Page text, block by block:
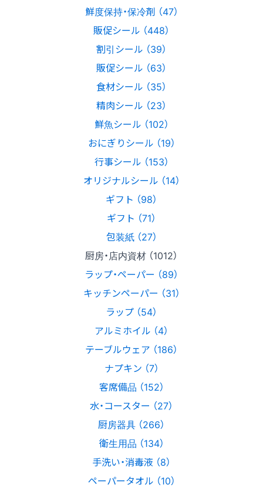
鮮度保持・保冷剤 （47）
販促シール （448）
割引シール （39）
販促シール （63）
食材シール （35）
精肉シール （23）
鮮魚シール （102）
おにぎりシール （19）
行事シール （153）
オリジナルシール （14）
ギフト （98）
ギフト （71）
包装紙 （27）
厨房・店内資材 （1012）
ラップ・ペーパー （89）
キッチンペーパー （31）
ラップ （54）
アルミホイル （4）
テーブルウェア （186）
ナプキン （7）
客席備品 （152）
水・コースター （27）
厨房器具 （266）
衛生用品 （134）
手洗い・消毒液 （8）
ペーパータオル （10）